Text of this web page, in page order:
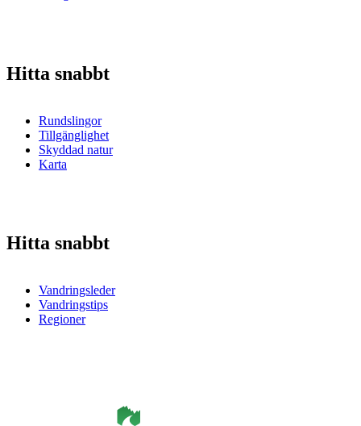
Hitta snabbt
Rundslingor
Tillgänglighet
Skyddad natur
Karta
Hitta snabbt
Vandringsleder
Vandringstips
Regioner